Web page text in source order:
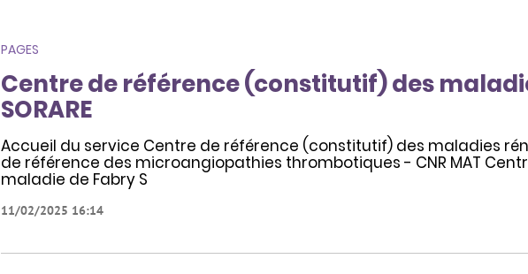
PAGES
Centre de référence (constitutif) des
SORARE
Accueil du service Centre de référence (constitutif) des maladies
de référence des microangiopathies thrombotiques - CNR MAT
maladie de Fabry S
11/02/2025 16:14